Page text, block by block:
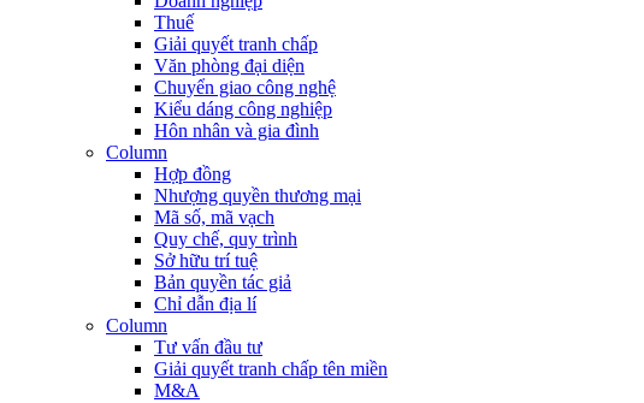
Thuế
Giải quyết tranh chấp
Văn phòng đại diện
Chuyển giao công nghệ
Kiểu dáng công nghiệp
Hôn nhân và gia đình
Column
Hợp đồng
Nhượng quyền thương mại
Mã số, mã vạch
Quy chế, quy trình
Sở hữu trí tuệ
Bản quyền tác giả
Chỉ dẫn địa lí
Column
Tư vấn đầu tư
Giải quyết tranh chấp tên miền
M&A